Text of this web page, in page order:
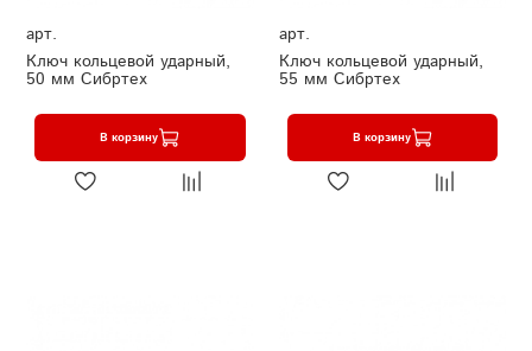
арт.
Ключ кольцевой ударный,
50 мм Сибртех
В корзину
арт.
Ключ кольцевой ударный,
55 мм Сибртех
В корзину